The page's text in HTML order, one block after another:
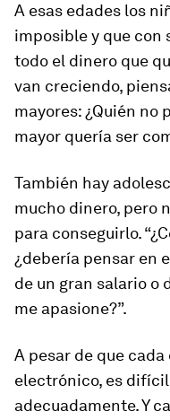
A esas edades los
imposible y que con
todo el dinero que
van creciendo,
mayores: ¿Quién no
mayor quería ser
También hay
mucho dinero, pero
para conseguirlo.
¿debería pensar en
de un gran salario o
me apasione?”.
A pesar de que
electrónico, es
adecuadamente. Y